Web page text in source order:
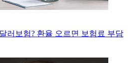
러보험? 환율 오르면 보험료 부담